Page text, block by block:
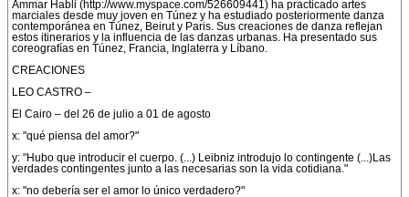
Ammar Habli (http://www.myspace.com/526609441) ha practicado artes
marciales desde muy joven en Túnez y ha estudiado posteriormente danza
contemporánea en Túnez, Beirut y Paris. Sus creaciones de danza reflejan
estos itinerarios y la influencia de las danzas urbanas. Ha presentado sus
coreografías en Túnez, Francia, Inglaterra y Líbano.
CREACIONES
LEO CASTRO –
El Cairo – del 26 de julio a 01 de agosto
x: "qué piensa del amor?"
y: "Hubo que introducir el cuerpo. (...) Leibniz introdujo lo contingente (...)Las
verdades contingentes junto a las necesarias son la vida cotidiana."
x: "no debería ser el amor lo único verdadero?"